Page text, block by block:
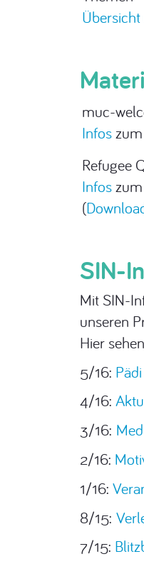
muc-
Infos
Refugee
Infos
(
SIN-
Mit SIN-
unseren
Hier
5/16:
4/16:
3/16:
2/16:
1/16:
8/15:
7/15: